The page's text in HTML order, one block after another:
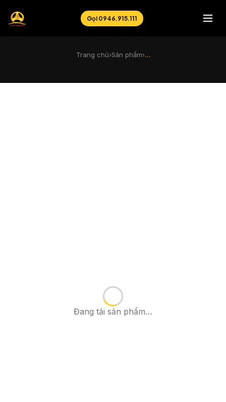
Gọi 0946.915.111
Trang chủ›Sản phẩm›…
Đang tải sản phẩm…